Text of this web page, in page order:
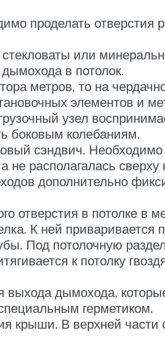
проделать отверстия
или
в потолок.
метров, то на
элементов и
узел
боковым колебаниям.
сэндвич.
располагалась сверху
дополнительно
отверстия в потолке в
К ней приваривается
Под потолочную
к потолку
дымохода,
герметиком.
крыши. В верхней части